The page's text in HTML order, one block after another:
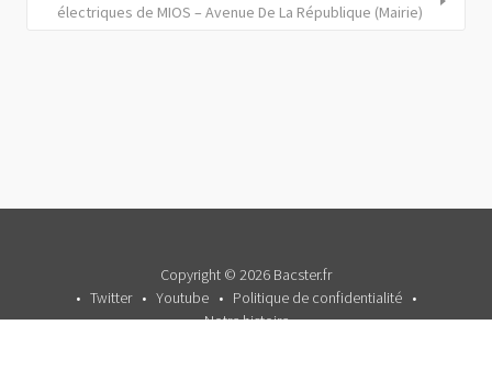
électriques de MIOS – Avenue De La République (Mairie)
Copyright © 2026 Bacster.fr
Twitter
Youtube
Politique de confidentialité
Notre histoire